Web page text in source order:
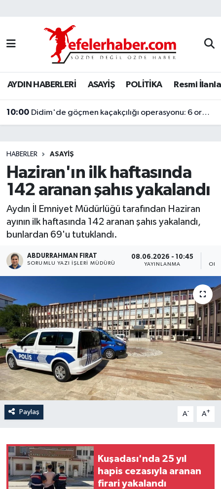
AYDIN HABERLERİ ASAYİŞ POLİTİKA Resmi
10:00 Didim'de göçmen kaçakçılığı operasyonu: 6 organizatör tutuklandı
HABERLER ASAYİŞ
Haziran'ın ilk haftasında
142 aranan şahıs yakalandı
Aydın İl Emniyet Müdürlüğü tarafından Haziran
ayının ilk haftasında 142 aranan şahıs yakalandı,
bunlardan 69'u tutuklandı.
ABDURRAHMAN FIRAT
SORUMLU YAZI İŞLERI MÜDÜRÜ
08.06.2026 - 10:45
YAYINLANMA
Paylaş A- A+
Kuşadası'nda 25 yıl
hapis cezasıyla aranan
firari yakalandı
Nöbetçi Eczaneler
Hava Durumu
Aydin Namaz Vakitleri
Trafik Durumu
Son Dakika Haberleri
Haber Arşivi